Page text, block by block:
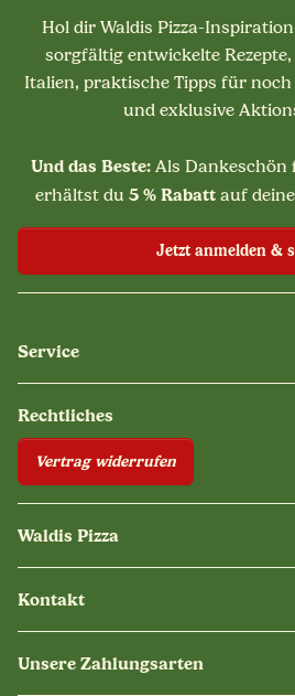
Hol dir Waldis Pizza-
sorgfältig entwickelte
Italien, praktische Tipps für noch
und exklusive
Und das Beste: Als Dankeschön
erhältst du 5 % Rabattauf
Jetzt anmelden &
Service
Rechtliches
Vertrag widerrufen
Waldis Pizza
Kontakt
Unsere Zahlungsarten